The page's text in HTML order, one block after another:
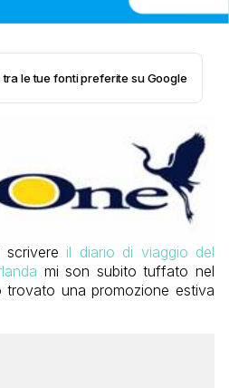
le tue fonti preferite su Google
il diario di viaggio del
mi son subito tuffato nel
una promozione estiva